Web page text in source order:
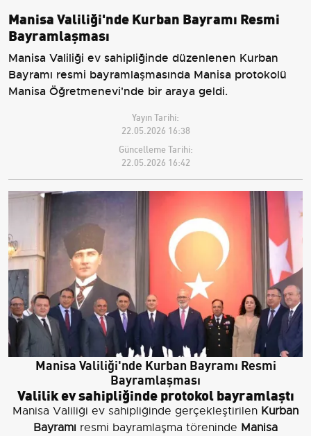
Manisa Valiliği'nde Kurban Bayramı Resmi
Bayramlaşması
Manisa Valiliği ev sahipliğinde düzenlenen Kurban
Bayramı resmi bayramlaşmasında Manisa protokolü
Manisa Öğretmenevi'nde bir araya geldi.
Yayın Tarihi:
22.05.2026 16:38
Güncelleme Tarihi:
22.05.2026 16:42
Manisa Valiliği'nde Kurban Bayramı Resmi
Bayramlaşması
Valilik ev sahipliğinde protokol bayramlaştı
Manisa Valiliği ev sahipliğinde gerçekleştirilen Kurban
Bayramı resmi bayramlaşma töreninde Manisa